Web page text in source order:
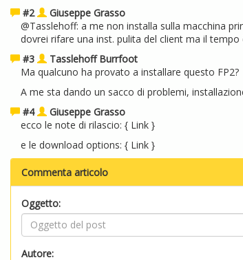
#2
Giuseppe Grasso
@Tasslehoff: a me non installa sulla macchina
dovrei rifare una inst. pulita del client ma il
#3
Tasslehoff Burrfoot
Ma qualcuno ha provato a installare questo FP2?
A me sta dando un sacco di problemi,
#4
Giuseppe Grasso
ecco le note di rilascio: { Link }
e le download options: { Link }
Commenta articolo
Oggetto:
Autore: